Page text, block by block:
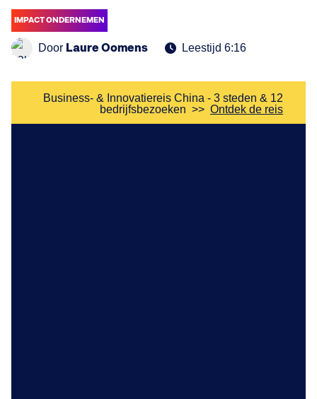
IMPACT ONDERNEMEN
Door Laure Oomens Leestijd 6:16
Business- & Innovatiereis China - 3 steden & 12
bedrijfsbezoeken >> Ontdek de reis